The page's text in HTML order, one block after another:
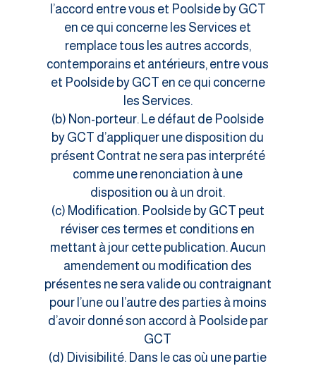
l’accord entre vous et Poolside by GCT
en ce qui concerne les Services et
remplace tous les autres accords,
contemporains et antérieurs, entre vous
et Poolside by GCT en ce qui concerne
les Services.
(b) Non-porteur. Le défaut de Poolside
by GCT d’appliquer une disposition du
présent Contrat ne sera pas interprété
comme une renonciation à une
disposition ou à un droit.
(c) Modification. Poolside by GCT peut
réviser ces termes et conditions en
mettant à jour cette publication. Aucun
amendement ou modification des
présentes ne sera valide ou contraignant
pour l’une ou l’autre des parties à moins
d’avoir donné son accord à Poolside par
GCT
(d) Divisibilité. Dans le cas où une partie